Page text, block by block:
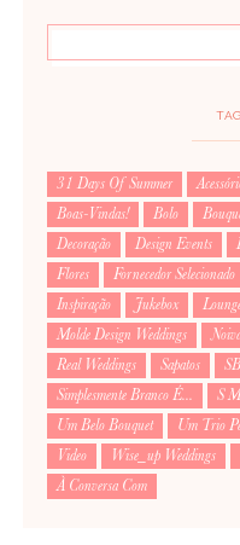
31 Days Of Summer
Boas-Vindas!
Bolo
Decoração
Design Events
Flores
Fornecedor Selecionado
Inspiração
Jukebox
Molde Design Weddings
Real Weddings
Sapatos
Simplesmente Branco É...
S
Um Belo Bouquet
Um Trio
Video
Wise_up Weddings
À Conversa Com